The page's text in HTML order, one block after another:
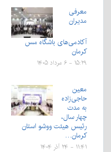
معرفی
مدیران
آکادمی‌های باشگاه مس
کرمان
۱۵:۲۹ - ۶ مرداد ۱۴۰۵
معین
حاجی‌زاده
به مدت
چهار سال،
رئیس هیئت ووشو استان
کرمان…
۱۱:۴۱ - ۲۴ آذر ۱۴۰۴